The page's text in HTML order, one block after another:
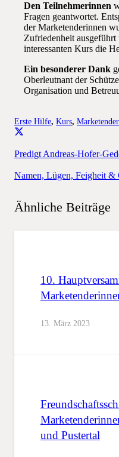
Den Teilnehmerinnen
Fragen geantwortet.
der Marketenderinnen
Zufriedenheit
interessanten Kurs die
Ein besonderer Dank
Oberleutnant der
Organisation und
Erste Hilfe, Kurs,
Predigt Andreas-Hofer-
Namen, Lügen, Feigheit &
Ähnliche Beiträge
10.
13. März 2023
und Pustertal